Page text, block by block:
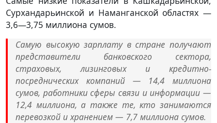
Сурхандарьинской и Наманганской областях —
3,6—3,75 миллиона сумов.
Самую высокую зарплату в стране получают
представители банковского сектора,
страховых, лизинговых и кредитно-
посреднических компаний — 14,4 миллиона
сумов, работники сферы связи и информации —
12,4 миллиона, а также те, кто занимаются
перевозкой и хранением — 7,7 миллиона сумов.